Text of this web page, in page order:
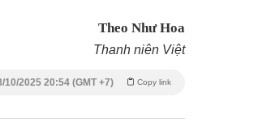
Theo Như Hoa
Thanh niên Việt
Copy link
10/2025 20:54 (GMT +7)